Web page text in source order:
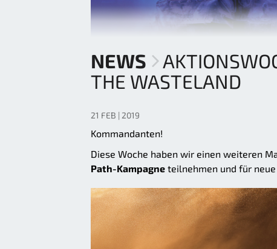
NEWS
THE WASTELAND
21 FEB | 2019
Kommandanten!
Diese Woche haben wir einen weiteren
Path-Kampagne teilnehmen und für